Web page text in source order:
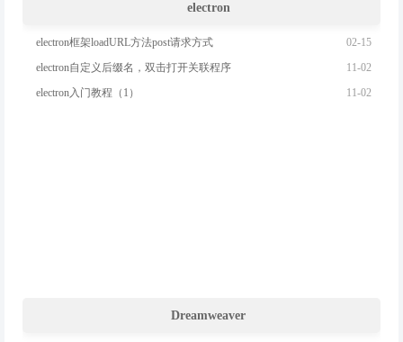
js判断一个DOM对象是否在body上
electron
electron框架loadURL方法post请求方式 02-15
electron自定义后缀名，双击打开关联程序 11-02
electron入门教程（1） 11-02
Dreamweaver